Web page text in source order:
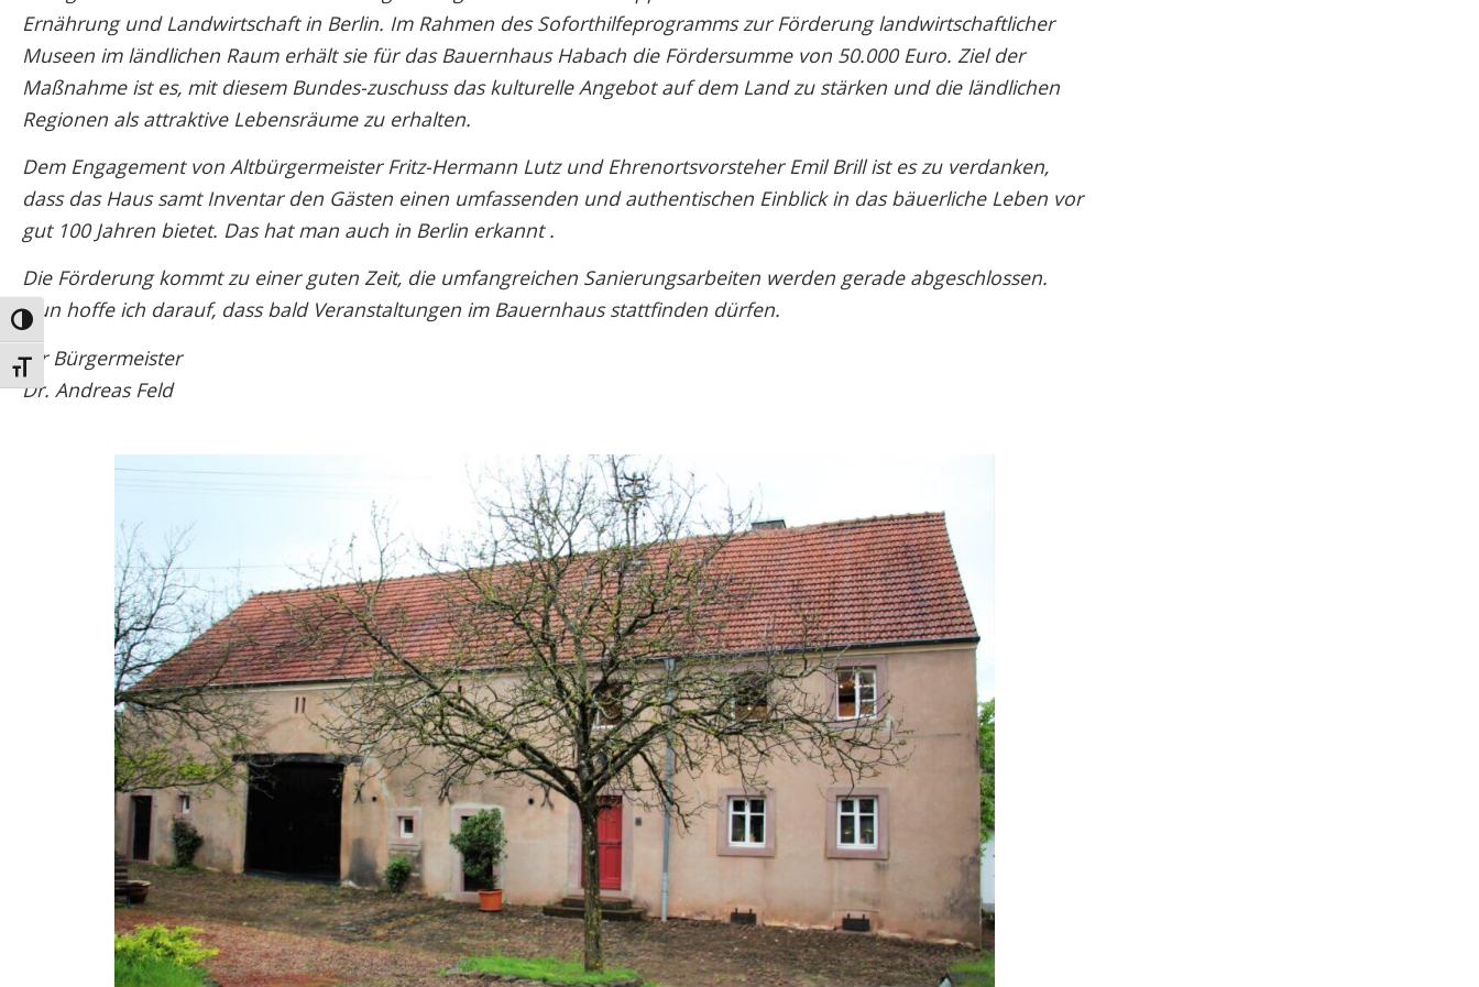
Umschalten auf hohe Kontraste
Schrift vergrößern
Ernährung und Landwirtschaft in Berlin. Im Rahmen des Soforthilfeprogramms zur Förderung landwirtschaftlicher
Museen im ländlichen Raum erhält sie für das Bauernhaus Habach die Fördersumme von 50.000 Euro. Ziel der
Maßnahme ist es, mit diesem Bundes-zuschuss das kulturelle Angebot auf dem Land zu stärken und die ländlichen
Regionen als attraktive Lebensräume zu erhalten.
Dem Engagement von Altbürgermeister Fritz-Hermann Lutz und Ehrenortsvorsteher Emil Brill ist es zu verdanken,
dass das Haus samt Inventar den Gästen einen umfassenden und authentischen Einblick in das bäuerliche Leben vor
gut 100 Jahren bietet. Das hat man auch in Berlin erkannt .
Die Förderung kommt zu einer guten Zeit, die umfangreichen Sanierungsarbeiten werden gerade abgeschlossen.
Nun hoffe ich darauf, dass bald Veranstaltungen im Bauernhaus stattfinden dürfen.
Ihr Bürgermeister
Dr. Andreas Feld